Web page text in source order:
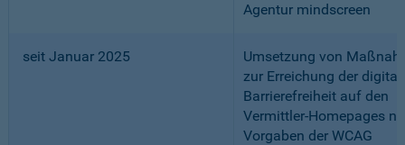
Agentur mindscreen
seit Januar 2025
Umsetzung von
zur Erreichung der
Barrierefreiheit auf den
Vermittler-Homepages
Vorgaben der WCAG